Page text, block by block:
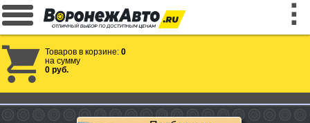
Товаров в корзине: 0
на сумму
0 руб.